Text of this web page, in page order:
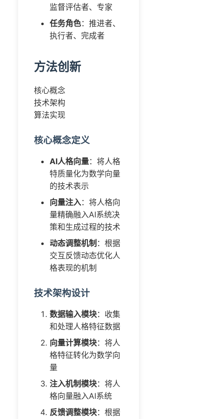
监督评估者、专家
任务角色：推进者、
执行者、完成者
方法创新
核心概念
技术架构
算法实现
核心概念定义
AI人格向量：将人格
特质量化为数学向量
的技术表示
向量注入：将人格向
量精确融入AI系统决
策和生成过程的技术
动态调整机制 ：根据
交互反馈动态优化人
格表现的机制
技术架构设计
数据输入模块：收集
和处理人格特征数据
向量计算模块：将人
格特征转化为数学向
量
注入机制模块：将人
格向量融入AI系统
反馈调整模块：根据